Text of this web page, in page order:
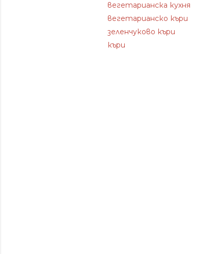
вегетарианска кухня
вегетарианско къри
зеленчуково къри
къри